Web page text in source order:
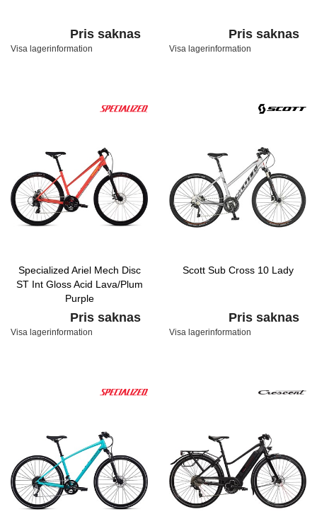
Pris saknas
Visa lagerinformation
Pris saknas
Visa lagerinformation
Specialized Ariel Mech Disc
ST Int Gloss Acid Lava/Plum
Purple
Pris saknas
Visa lagerinformation
Scott Sub Cross 10 Lady
Pris saknas
Visa lagerinformation